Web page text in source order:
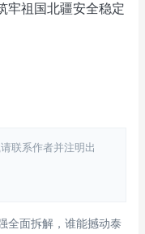
牢祖国北疆安全稳定
联系作者并注明出
全面拆解，谁能撼动泰